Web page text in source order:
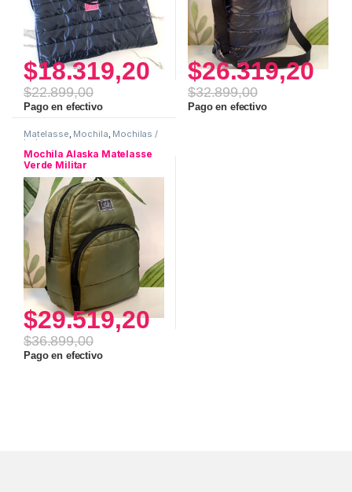
$18.319,20
$22.899,00
Pago en efectivo
$26.319,20
$32.899,00
Pago en efectivo
Matelasse, Mochila, Mochilas /
bolsos
Mochila Alaska Matelasse
Verde Militar
$29.519,20
$36.899,00
Pago en efectivo